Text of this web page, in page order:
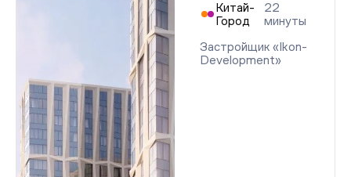
Китай-
Город
22
минуты
Застройщик «Ikon-
Development»